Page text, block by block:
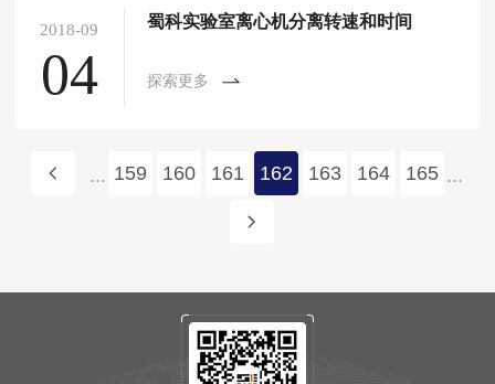
2018-09
04
蜀科实验室离心机分离转速和时间
探索更多
... 159 160 161 162 163 164 165 ...